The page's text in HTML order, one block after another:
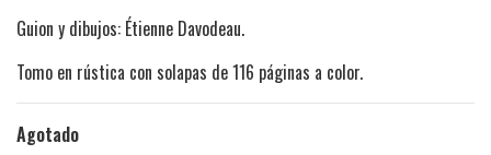
Guion y dibujos: Étienne Davodeau.
Tomo en rústica con solapas de 116 páginas a color.
Agotado